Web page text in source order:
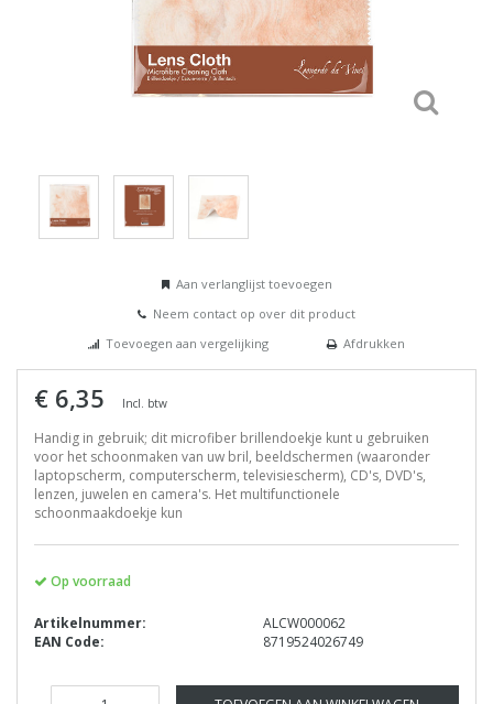
Aan verlanglijst toevoegen
Neem contact op over dit product
Toevoegen aan vergelijking
Afdrukken
€ 6,35 Incl. btw
Handig in gebruik; dit microfiber brillendoekje kunt u gebruiken
voor het schoonmaken van uw bril, beeldschermen (waaronder
laptopscherm, computerscherm, televisiescherm), CD's, DVD's,
lenzen, juwelen en camera's. Het multifunctionele
schoonmaakdoekje kun
Op voorraad
Artikelnummer:
ALCW000062
EAN Code:
8719524026749